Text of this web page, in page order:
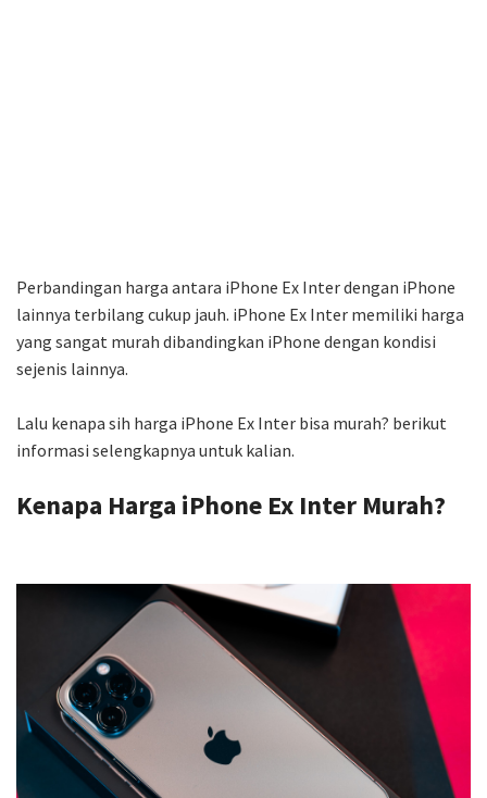
Perbandingan harga antara iPhone Ex Inter dengan iPhone
lainnya terbilang cukup jauh. iPhone Ex Inter memiliki harga
yang sangat murah dibandingkan iPhone dengan kondisi
sejenis lainnya.
Lalu kenapa sih harga iPhone Ex Inter bisa murah? berikut
informasi selengkapnya untuk kalian.
Kenapa Harga iPhone Ex Inter Murah?